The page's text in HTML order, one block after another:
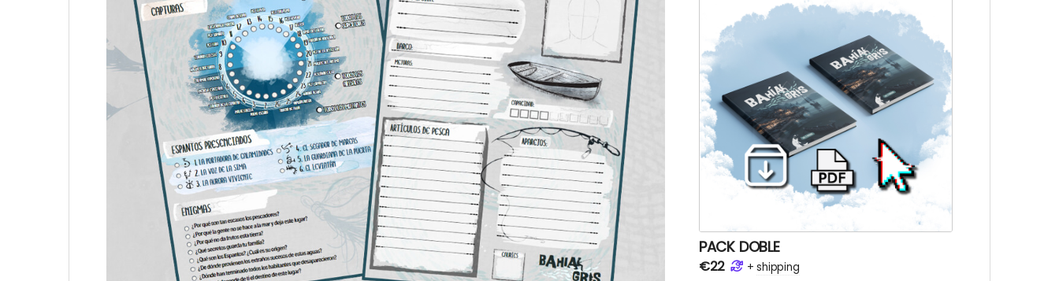
PACK DOBLE
€22 +shipping